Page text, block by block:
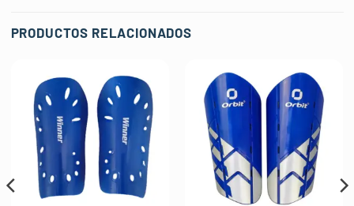
PRODUCTOS RELACIONADOS